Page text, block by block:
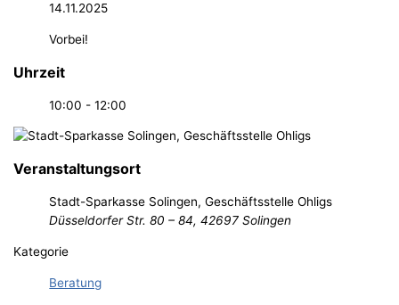
14.11.2025
Vorbei!
Uhrzeit
10:00 - 12:00
Veranstaltungsort
Stadt-Sparkasse Solingen, Geschäftsstelle Ohligs
Düsseldorfer Str. 80 – 84, 42697 Solingen
Kategorie
Beratung